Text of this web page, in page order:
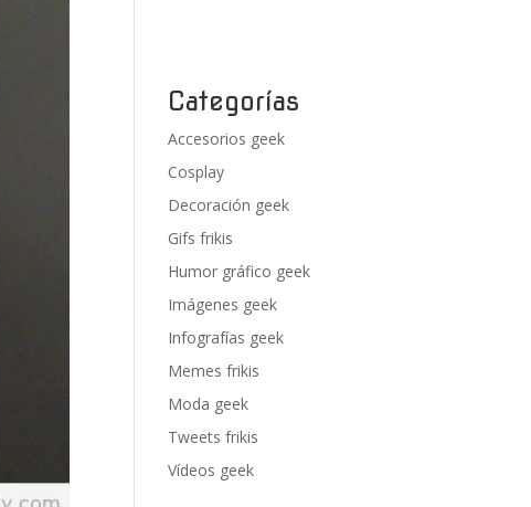
Categorías
Accesorios geek
Cosplay
Decoración geek
Gifs frikis
Humor gráfico geek
Imágenes geek
Infografías geek
Memes frikis
Moda geek
Tweets frikis
Vídeos geek